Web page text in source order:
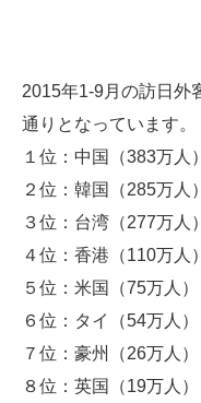
2015年1-9月の訪日外
通りとなっています。
１位：中国（383万人）
２位：韓国（285万人）
３位：台湾（277万人）
４位：香港（110万人）
５位：米国（75万人）
６位：タイ（54万人）
７位：豪州（26万人）
８位：英国（19万人）